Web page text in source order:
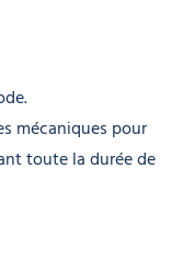
mécaniques pour
toute la durée de